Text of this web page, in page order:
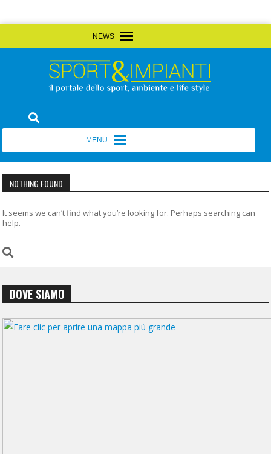
to
Sport&Impianti
NOTHING FOUND
It seems we can’t find what you’re looking for. Perhaps searching can
help.
DOVE SIAMO